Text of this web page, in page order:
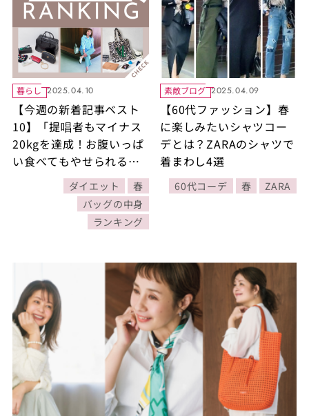
暮らし 2025.04.10
【今週の新着記事ベスト
10】「提唱者もマイナス
20kgを達成！お腹いっぱ
い食べてもやせられる
『前田式ダイエット』と
は？」ほか3/30～4/5に公
開された記事の人気ラン
キングをご紹介！
ダイエット
春
バッグの中身
ランキング
素敵ブログ 2025.04.09
【60代ファッション】春
に楽しみたいシャツコー
デとは？ZARAのシャツで
着まわし4選
60代コーデ 春 ZARA